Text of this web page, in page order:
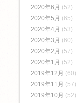
2020年6月 (52)
2020年5月 (65)
2020年4月 (53)
2020年3月 (60)
2020年2月 (57)
2020年1月 (52)
2019年12月 (60)
2019年11月 (57)
2019年10月 (52)